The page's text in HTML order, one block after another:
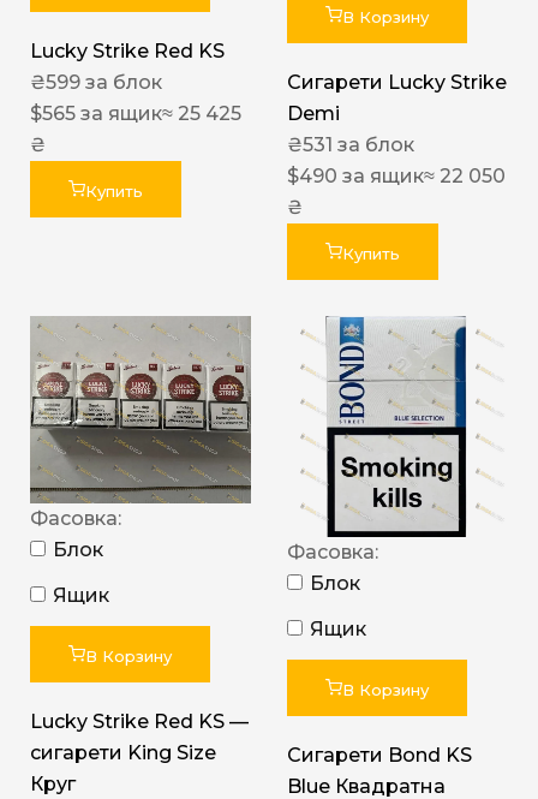
Lucky Strike Red KS
₴599 за блок
$565 за ящик≈ 25 425
₴
Купить
В Корзину
Сигарети Lucky Strike
Demi
₴531 за блок
$490 за ящик≈ 22 050
₴
Купить
Фасовка:
Блок
Ящик
В Корзину
Lucky Strike Red KS —
сигарети King Size
Круг
Фасовка:
Блок
Ящик
В Корзину
Сигарети Bond KS
Blue Квадратна